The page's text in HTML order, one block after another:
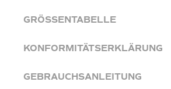
GRÖSSENTABELLE
KONFORMITÄTSERKLÄRUNG
GEBRAUCHSANLEITUNG